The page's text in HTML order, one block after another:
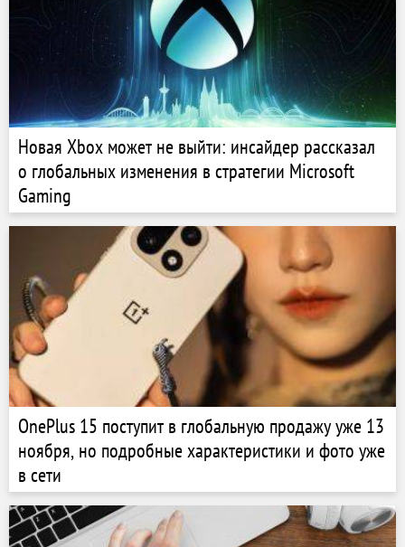
Новая Xbox может не выйти: инсайдер рассказал
о глобальных изменения в стратегии Microsoft
Gaming
OnePlus 15 поступит в глобальную продажу уже 13
ноября, но подробные характеристики и фото уже
в сети